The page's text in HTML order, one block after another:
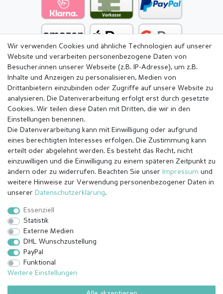
Impressum Daten­schutz­erklärung
Barrierefreiheitserklärung
Wir verwenden Cookies und ähnliche Technologien auf unserer
Website und verarbeiten personenbezogene Daten von
Besucher:innen unserer Webseite (z.B. IP-Adresse), um z.B.
Inhalte und Anzeigen zu personalisieren, Medien von
Drittanbietern einzubinden oder Zugriffe auf unsere Website zu
analysieren. Die Datenverarbeitung erfolgt erst durch gesetzte
Cookies. Wir teilen diese Daten mit Dritten, die wir in den
Einstellungen benennen.
Die Datenverarbeitung kann mit Einwilligung oder aufgrund
eines berechtigten Interesses erfolgen. Die Zustimmung kann
erteilt oder abgelehnt werden. Es besteht das Recht, nicht
einzuwilligen und die Einwilligung zu einem späteren Zeitpunkt zu
ändern oder zu widerrufen. Beachten Sie unser Impressum und
weitere Hinweise zur Verwendung personenbezogener Daten in
unserer Daten­schutz­erklärung.
Essenziell
Statistik
Externe Medien
DHL Wunschzustellung
PayPal
Funktional
Weitere Einstellungen